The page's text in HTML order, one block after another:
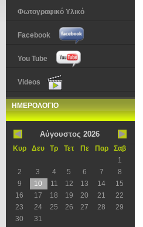
Φωτογραφικό Υλικό
Facebook
You Tube
Videos
ΗΜΕΡΟΛΟΓΙΟ
Αύγουστος 2026
Κυρ Δευ Τρ Τετ Πε Παρ
Σαβ
1
2
3 4 5 6 7
8
9
10 11 12 13 14
15
16
17 18 19 20 21
22
23
24 25 26 27 28
29
30
31